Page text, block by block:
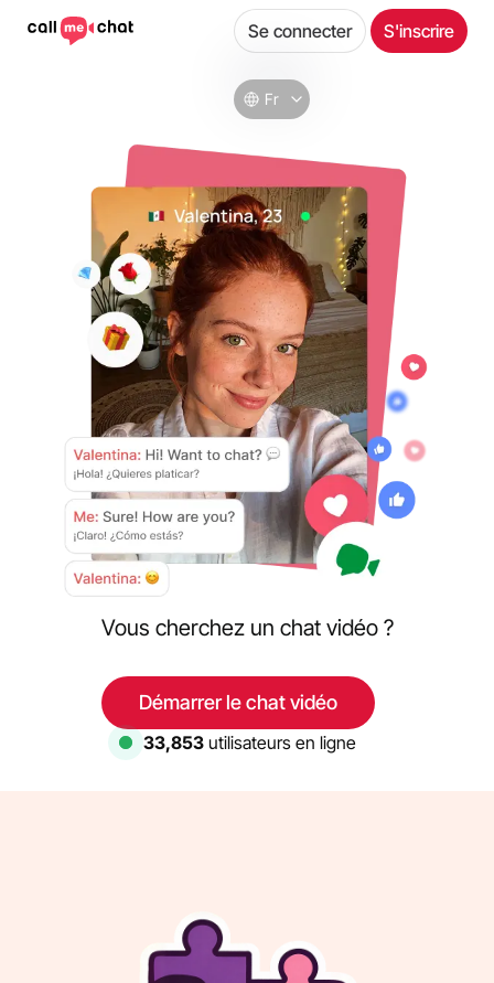
Fr
Se connecter S'inscrire
Vous cherchez un chat vidéo ?
Démarrer le chat vidéo
33,853 utilisateurs en ligne